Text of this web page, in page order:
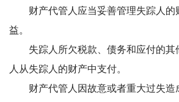
财产代管人应当妥善管理失踪人的
益。
失踪人所欠税款、债务和应付的其
人从失踪人的财产中支付。
财产代管人因故意或者重大过失造